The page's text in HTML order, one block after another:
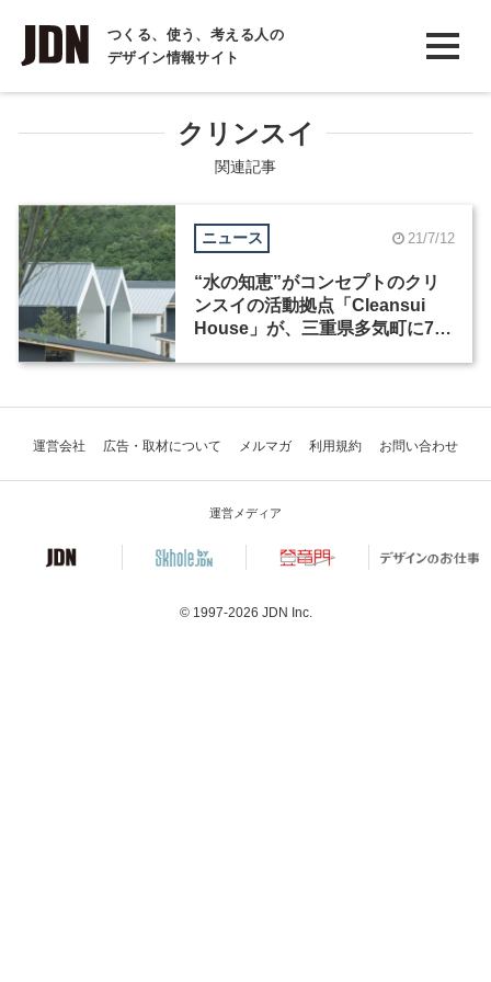
つくる、使う、考える人の
デザイン情報サイト
INTERVIEW
インタビュー
COLUMN
コラム
クリンスイ
関連記事
ニュース 21/7/12
“水の知恵”がコンセプトのクリ
ンスイの活動拠点「Cleansui
House」が、三重県多気町に7月
運営会社 広告・取材について メルマガ 利用規約 お問い合わせ
運営メディア
© 1997-2026 JDN Inc.